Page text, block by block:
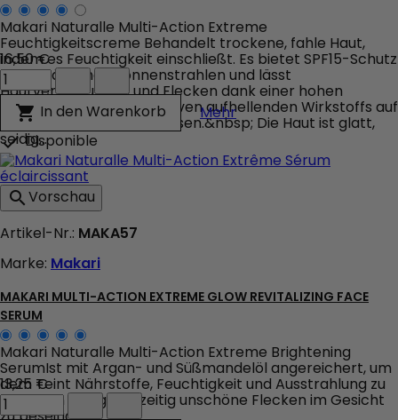
Makari Naturalle Multi-Action Extreme
Feuchtigkeitscreme Behandelt trockene, fahle Haut,
indem es Feuchtigkeit einschließt. Es bietet SPF15-Schutz
vor schädlichen Sonnenstrahlen und lässt
Hautverfärbungen und Flecken dank einer hohen
Konzentration des exklusiven aufhellenden Wirkstoffs auf
pflanzlicher Basis verblassen.&nbsp; Die Haut ist glatt,
seidig...
16,50 €
Multi-
Action
Extreme
Glow
Revitalizing
Face
Cream
SPF
15
Produktmengenfeld
 In den Warenkorb MehrMulti-Action Extreme
Disponible
Vorschau
Artikel-Nr.: MAKA57
Marke: Makari
MAKARI MULTI-ACTION EXTREME GLOW REVITALIZING FACE
SERUM
Makari Naturalle Multi-Action Extreme Brightening
SerumIst mit Argan- und Süßmandelöl angereichert, um
dem Teint Nährstoffe, Feuchtigkeit und Ausstrahlung zu
verleihen und gleichzeitig unschöne Flecken im Gesicht
13,25 €
Makari
Multi-